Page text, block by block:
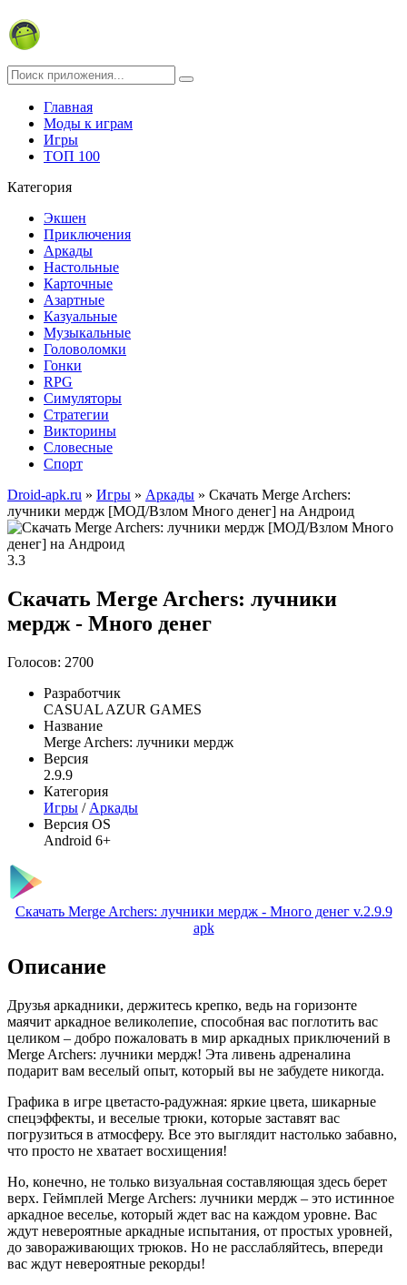
Главная
Моды к играм
Игры
ТОП 100
Категория
Экшен
Приключения
Аркады
Настольные
Карточные
Азартные
Казуальные
Музыкальные
Головоломки
Гонки
RPG
Симуляторы
Стратегии
Викторины
Словесные
Спорт
Droid-apk.ru » Игры » Аркады » Скачать Merge Archers:
лучники мердж [МОД/Взлом Много денег] на Андроид
3.3
Скачать Merge Archers: лучники
мердж - Много денег
Голосов: 2700
Разработчик
CASUAL AZUR GAMES
Название
Merge Archers: лучники мердж
Версия
2.9.9
Категория
Игры / Аркады
Версия OS
Android 6+
Скачать Merge Archers: лучники мердж - Много денег v.2.9.9
apk
Описание
Друзья аркадники, держитесь крепко, ведь на горизонте
маячит аркадное великолепие, способная вас поглотить вас
целиком – добро пожаловать в мир аркадных приключений в
Merge Archers: лучники мердж! Эта ливень адреналина
подарит вам веселый опыт, который вы не забудете никогда.
Графика в игре цветасто-радужная: яркие цвета, шикарные
спецэффекты, и веселые трюки, которые заставят вас
погрузиться в атмосферу. Все это выглядит настолько забавно,
что просто не хватает восхищения!
Но, конечно, не только визуальная составляющая здесь берет
верх. Геймплей Merge Archers: лучники мердж – это истинное
аркадное веселье, который ждет вас на каждом уровне. Вас
ждут невероятные аркадные испытания, от простых уровней,
до завораживающих трюков. Но не расслабляйтесь, впереди
вас ждут невероятные рекорды!